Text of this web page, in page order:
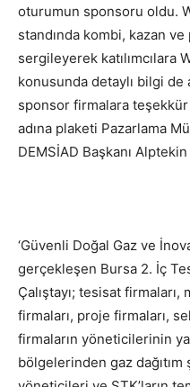
oturumun sponsoru oldu.
standında kombi, kazan
sergileyerek katılımcılara
konusunda detaylı bilgi
sponsor firmalara
adına plaketi Pazarlama
DEMSİAD Başkanı
‘Güvenli Doğal Gaz ve
gerçekleşen Bursa 2. İç
Çalıştayı; tesisat
firmaları, proje firmaları,
firmaların yöneticilerinin
bölgelerinden gaz